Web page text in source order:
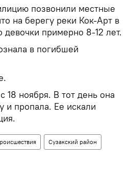
позвонили местные
на берегу реки Кок-Арт в
примерно 8-12 лет.
в погибшей
с 18 ноября. В тот день она
и пропала. Ее искали
Сузакский район